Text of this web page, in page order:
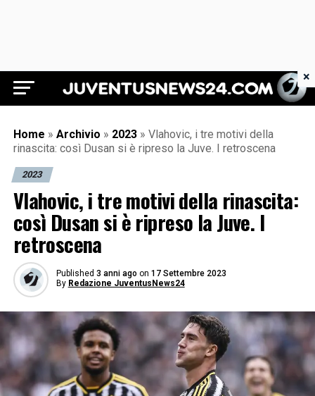
Juventus News 24
Home » Archivio » 2023 » Vlahovic, i tre motivi della
rinascita: così Dusan si è ripreso la Juve. I retroscena
2023
Vlahovic, i tre motivi della rinascita:
così Dusan si è ripreso la Juve. I
retroscena
Published 3 anni ago on 17 Settembre 2023
By Redazione JuventusNews24
×